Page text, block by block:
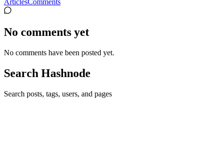
No comments yet
No comments have been posted yet.
Search Hashnode
Search posts, tags, users, and pages